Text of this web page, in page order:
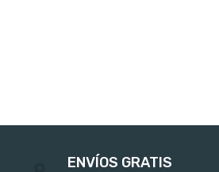
ENVÍOS GRATIS